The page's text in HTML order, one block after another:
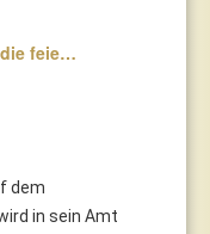
die feie…
dem
in sein Amt